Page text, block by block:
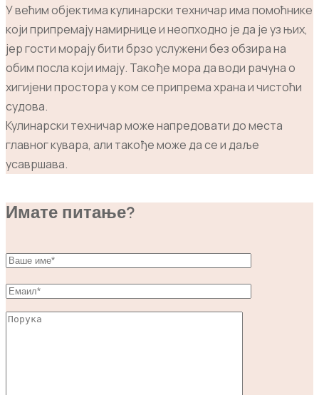
У већим објектима кулинарски техничар има помоћнике
који припремају намирнице и неопходно је да је уз њих,
јер гости морају бити брзо услужени без обзира на
обим посла који имају. Такође мора да води рачуна о
хигијени простора у ком се припрема храна и чистоћи
судова.
Кулинарски техничар може напредовати до места
главног кувара, али такође може да се и даље
усавршава.
Имате питање?